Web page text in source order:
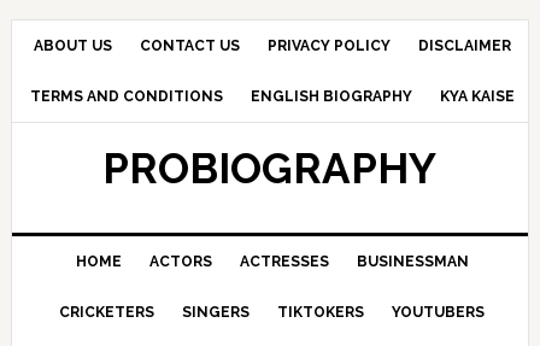
Skip
navigation
Skip
content
Skip
sidebar
ABOUT US CONTACT US PRIVACY POLICY DISCLAIMER
TERMS AND CONDITIONS ENGLISH BIOGRAPHY KYA KAISE
PROBIOGRAPHY
HOME ACTORS ACTRESSES BUSINESSMAN
CRICKETERS SINGERS TIKTOKERS YOUTUBERS